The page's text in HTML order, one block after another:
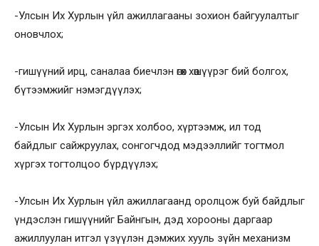
-Улсын Их Хурлын үйл ажиллагааны зохион байгуулалтыг
оновчлох;
-гишүүний ирц, саналаа биечлэн өгөх хөшүүрэг бий болгох,
бүтээмжийг нэмэгдүүлэх;
-Улсын Их Хурлын эргэх холбоо, хүртээмж, ил тод
байдлыг сайжруулах, сонгогчдод мэдээллийг тогтмол
хүргэх тогтолцоо бүрдүүлэх;
-Улсын Их Хурлын үйл ажиллагаанд оролцож буй байдлыг
үндэслэн гишүүнийг Байнгын, дэд хорооны даргаар
ажиллуулан итгэл үзүүлэн дэмжих хууль зүйн механизм